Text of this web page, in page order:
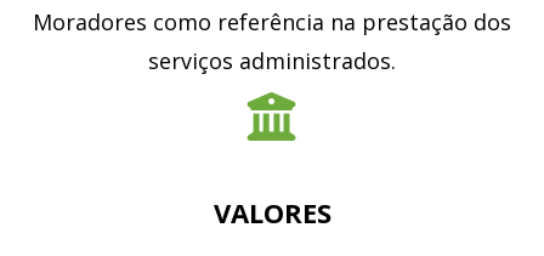
Moradores como referência na prestação dos
serviços administrados.
VALORES